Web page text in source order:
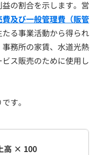
の割合を示します。営
費及び一般管理費（販管
る事業活動から得られ
務所の家賃、水道光熱
ス販売のために使用し
す。
高 × 100